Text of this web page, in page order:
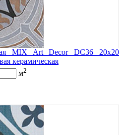
MIX Art Decor DC36 20x20
керамическая
м2